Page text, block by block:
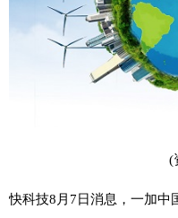
(
快科技8月7日消息，一加中